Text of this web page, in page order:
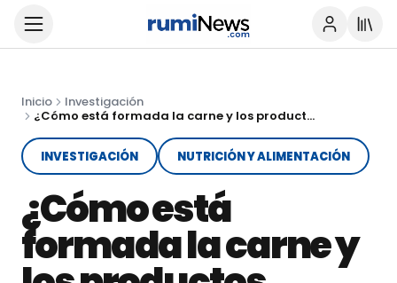
Inicio
Investigación
¿Cómo está formada la carne y los productos cárnicos?
INVESTIGACIÓN NUTRICIÓN Y ALIMENTACIÓN
¿Cómo está
formada la carne y